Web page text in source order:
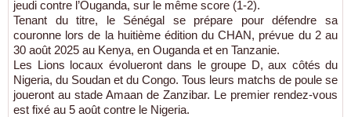
jeudi contre l’Ouganda, sur le même score (1-2).
Tenant du titre, le Sénégal se prépare pour défendre sa
couronne lors de la huitième édition du CHAN, prévue du 2 au
30 août 2025 au Kenya, en Ouganda et en Tanzanie.
Les Lions locaux évolueront dans le groupe D, aux côtés du
Nigeria, du Soudan et du Congo. Tous leurs matchs de poule se
joueront au stade Amaan de Zanzibar. Le premier rendez-vous
est fixé au 5 août contre le Nigeria.